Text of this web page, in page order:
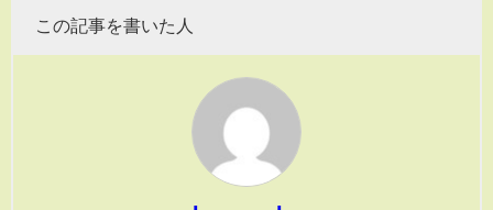
この記事を書いた人